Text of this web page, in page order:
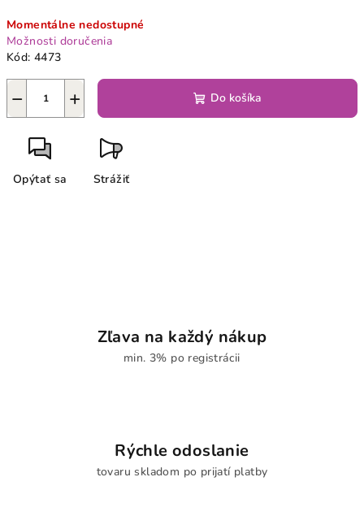
cena:
Momentálne nedostupné
Možnosti doručenia
Kód: 4473
+
− Do košíka
Opýtať sa Strážiť
Zľava na každý nákup
min. 3% po registrácii
Rýchle odoslanie
tovaru skladom po prijatí platby